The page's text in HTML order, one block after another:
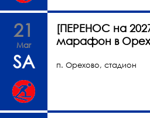
21
Mar
SA
[ПЕРЕНОС на
марафон в
п. Орехово, стадион